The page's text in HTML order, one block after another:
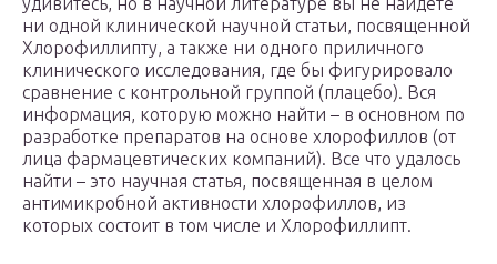
ни одной клинической научной статьи, посвященной
Хлорофиллипту, а также ни одного приличного
клинического исследования, где бы фигурировало
сравнение с контрольной группой (плацебо). Вся
информация, которую можно найти – в основном по
разработке препаратов на основе хлорофиллов (от
лица фармацевтических компаний). Все что удалось
найти – это научная статья, посвященная в целом
антимикробной активности хлорофиллов, из
которых состоит в том числе и Хлорофиллипт.